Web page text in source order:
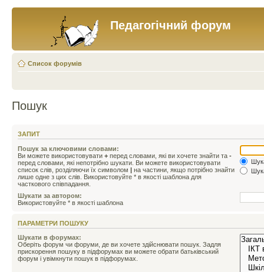
Педагогічний форум
Список форумів
Пошук
ЗАПИТ
Пошук за ключовими словами:
Ви можете використовувати + перед словами, які ви хочете знайти та -
перед словами, які непотрібно шукати. Ви можете використовувати
список слів, розділяючи їх символом | на частини, якщо потрібно знайти
лише одне з цих слів. Використовуйте * в якості шаблона для
часткового співпадання.
Шукати за автором:
Використовуйте * в якості шаблона
ПАРАМЕТРИ ПОШУКУ
Шукати в форумах:
Оберіть форум чи форуми, де ви хочете здійснювати пошук. Задля
прискорення пошуку в підфорумах ви можете обрати батьківський
форум і увімкнути пошук в підфорумах.